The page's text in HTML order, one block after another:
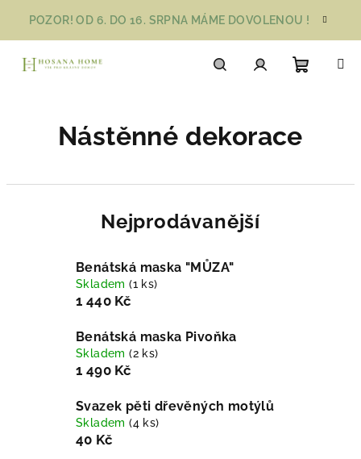
obsah
POZOR! OD 6. DO 16. SRPNA MÁME DOVOLENOU !
košík
Nástěnné dekorace
Nejprodávanější
Benátská maska "MŮZA"
Skladem(1 ks)
1 440 Kč
Benátská maska Pivoňka
Skladem(2 ks)
1 490 Kč
Svazek pěti dřevěných motýlů
Skladem(4 ks)
40 Kč